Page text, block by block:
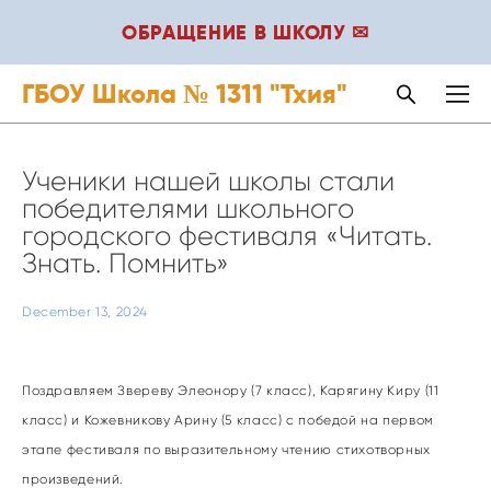
ОБРАЩЕНИЕ В ШКОЛУ ✉
ГБОУ Школа № 1311 "Тхия"
December 13, 2024
Ученики нашей школы стали
победителями школьного
городского фестиваля «Читать.
Знать. Помнить»
Поздравляем Звереву Элеонору (7 класс), Карягину Киру (11
класс) и Кожевникову Арину (5 класс) с победой на первом
этапе фестиваля по выразительному чтению стихотворных
произведений.